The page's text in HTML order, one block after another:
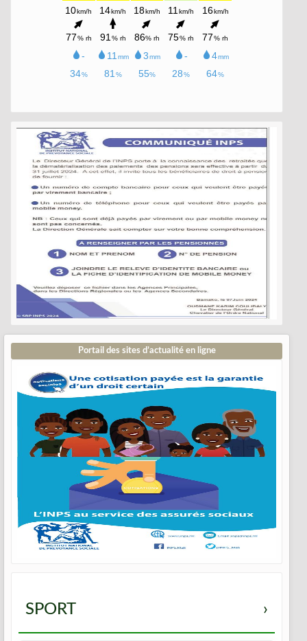
Portail des sites d’actualité en ligne
SPORT ›